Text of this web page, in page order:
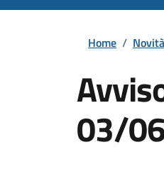
Home / Novità
03/